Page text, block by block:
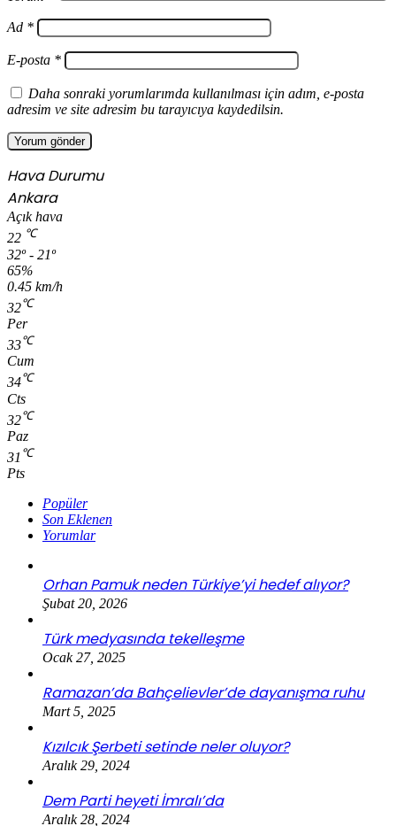
Ad *
E-posta *
Daha sonraki yorumlarımda kullanılması için adım, e-posta
adresim ve site adresim bu tarayıcıya kaydedilsin.
Hava Durumu
Ankara
Açık hava
22 ℃
32º - 21º
65%
0.45 km/h
32℃
Per
33℃
Cum
34℃
Cts
32℃
Paz
31 ℃
Pts
Popüler
Son Eklenen
Yorumlar
Orhan Pamuk neden Türkiye’yi hedef alıyor?
Şubat 20, 2026
Türk medyasında tekelleşme
Ocak 27, 2025
Ramazan’da Bahçelievler’de dayanışma ruhu
Mart 5, 2025
Kızılcık Şerbeti setinde neler oluyor?
Aralık 29, 2024
Dem Parti heyeti İmralı’da
Aralık 28, 2024